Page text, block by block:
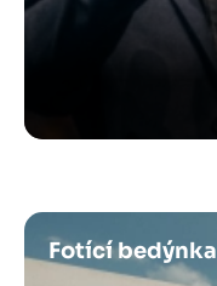
Fotící bedýnka